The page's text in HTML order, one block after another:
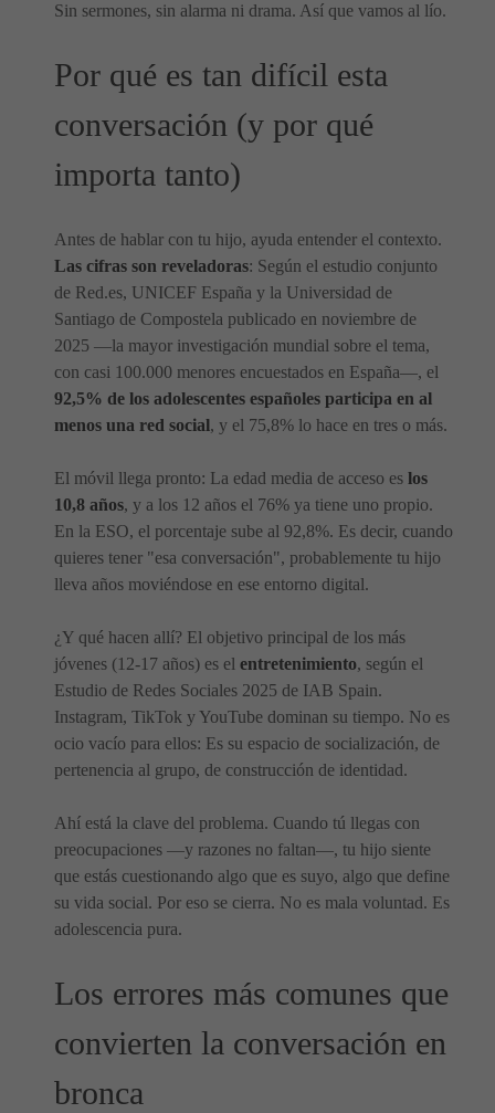
Sin sermones, sin alarma ni drama. Así que vamos al lío.
Por qué es tan difícil esta
conversación (y por qué
importa tanto)
Antes de hablar con tu hijo, ayuda entender el contexto.
Las cifras son reveladoras: Según el estudio conjunto
de Red.es, UNICEF España y la Universidad de
Santiago de Compostela publicado en noviembre de
2025 —la mayor investigación mundial sobre el tema,
con casi 100.000 menores encuestados en España—, el
92,5% de los adolescentes españoles participa en al
menos una red social, y el 75,8% lo hace en tres o más.
El móvil llega pronto: La edad media de acceso es los
10,8 años, y a los 12 años el 76% ya tiene uno propio.
En la ESO, el porcentaje sube al 92,8%. Es decir, cuando
quieres tener "esa conversación", probablemente tu hijo
lleva años moviéndose en ese entorno digital.
¿Y qué hacen allí? El objetivo principal de los más
jóvenes (12-17 años) es el entretenimiento, según el
Estudio de Redes Sociales 2025 de IAB Spain.
Instagram, TikTok y YouTube dominan su tiempo. No es
ocio vacío para ellos: Es su espacio de socialización, de
pertenencia al grupo, de construcción de identidad.
Ahí está la clave del problema. Cuando tú llegas con
preocupaciones —y razones no faltan—, tu hijo siente
que estás cuestionando algo que es suyo, algo que define
su vida social. Por eso se cierra. No es mala voluntad. Es
adolescencia pura.
Los errores más comunes que
convierten la conversación en
bronca